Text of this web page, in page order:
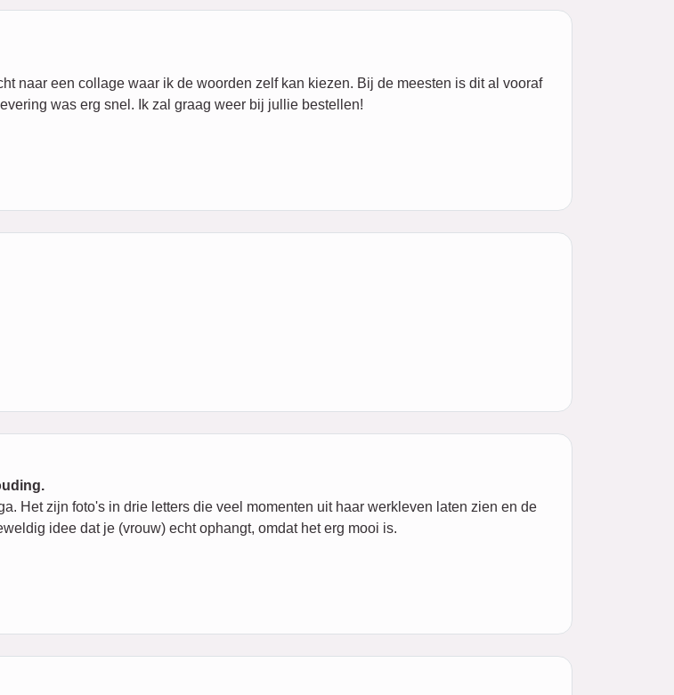
naar een collage waar ik de woorden zelf kan kiezen. Bij de meesten is dit al vooraf
was erg snel. Ik zal graag weer bij jullie bestellen!
Het zijn foto's in drie letters die veel momenten uit haar werkleven laten zien en de
idee dat je (vrouw) echt ophangt, omdat het erg mooi is.